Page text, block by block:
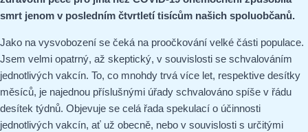
smrt jenom v posledním čtvrtletí tisícům našich spoluobčanů.
Jako na vysvobození se čeká na proočkování velké části populace.
Jsem velmi opatrný, až skeptický, v souvislosti se schvalováním
jednotlivých vakcín. To, co mnohdy trvá více let, respektive desítky
měsíců, je najednou příslušnými úřady schvalováno spíše v řádu
desítek týdnů. Objevuje se celá řada spekulací o účinnosti
jednotlivých vakcín, ať už obecně, nebo v souvislosti s určitými